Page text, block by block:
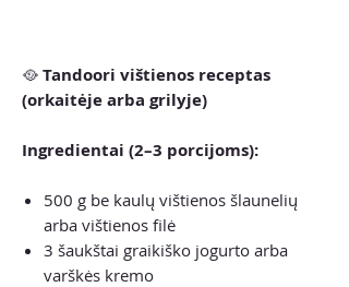
🥘 Tandoori vištienos receptas
(orkaitėje arba grilyje)
Ingredientai (2–3 porcijoms):
500 g be kaulų vištienos šlaunelių
arba vištienos filė
3 šaukštai graikiško jogurto arba
varškės kremo